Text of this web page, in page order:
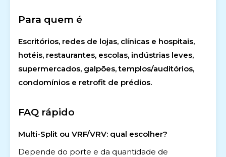
Para quem é
Escritórios, redes de lojas, clínicas e hospitais,
hotéis, restaurantes, escolas, indústrias leves,
supermercados, galpões, templos/auditórios,
condomínios e retrofit de prédios.
FAQ rápido
Multi-Split ou VRF/VRV: qual escolher?
Depende do porte e da quantidade de